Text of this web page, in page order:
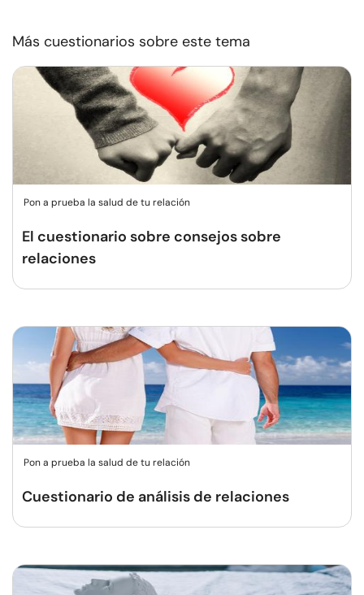
Más cuestionarios sobre este tema
Pon a prueba la salud de tu relación
El cuestionario sobre consejos sobre
relaciones
Pon a prueba la salud de tu relación
Cuestionario de análisis de relaciones